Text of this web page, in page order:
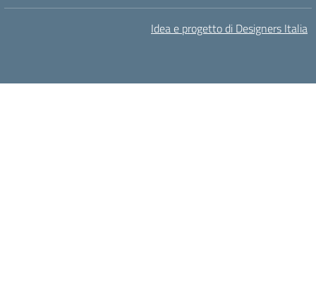
Idea e progetto di Designers Italia